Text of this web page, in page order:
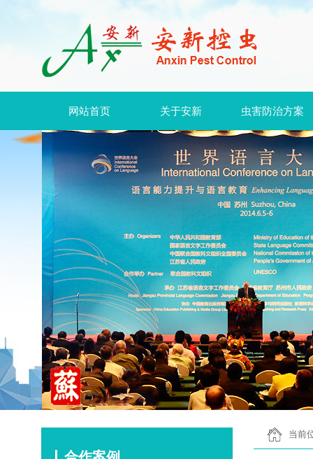
网站首页 关于安新 虫害防治方案
当前